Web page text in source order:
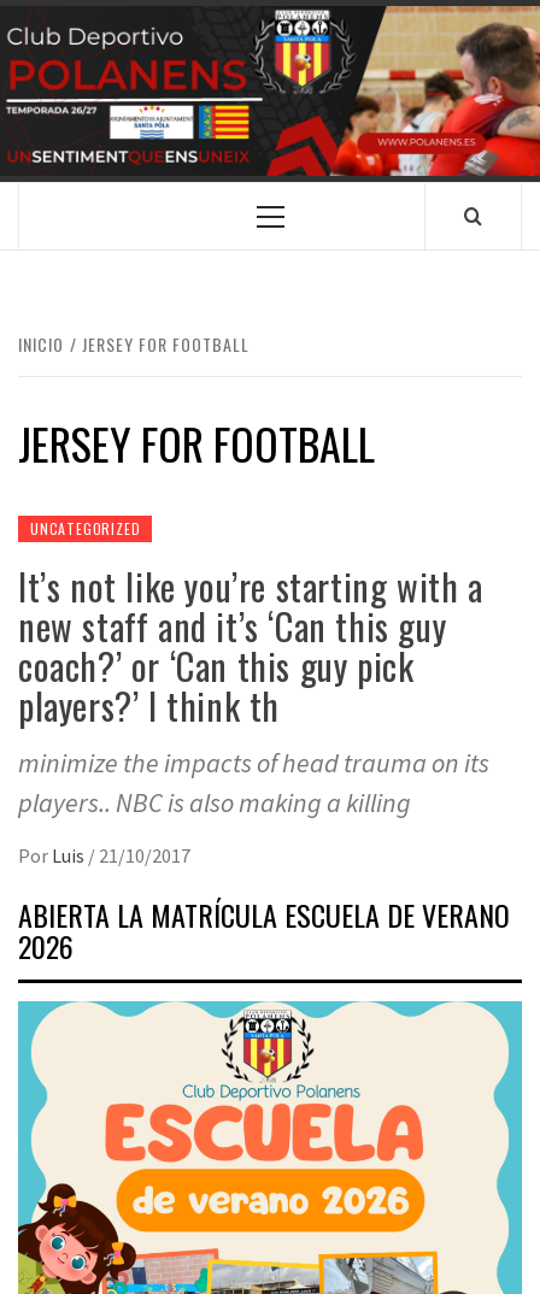
Saltar
al
contenido
CLUB
DEPORTIVO
POLANENS
SANTA POLA
Menú
INICIO JERSEY FOR FOOTBALL
JERSEY FOR FOOTBALL
UNCATEGORIZED
It’s not like you’re starting with a
new staff and it’s ‘Can this guy
coach?’ or ‘Can this guy pick
players?’ I think th
minimize the impacts of head trauma on its
players.. NBC is also making a killing
Por Luis / 21/10/2017
ABIERTA LA MATRÍCULA ESCUELA DE VERANO
2026